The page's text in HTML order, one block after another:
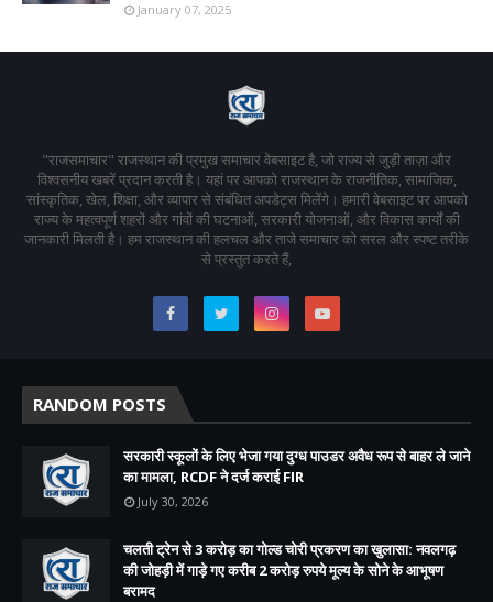
January 07, 2025
"राजसमाचार" राजस्थान की प्रमुख समाचार वेबसाइट है, जो राज्य से जुड़ी ताज़ा और
विश्वसनीय खबरें प्रदान करती है। यहां पर आपको राजस्थान के राजनीतिक, सामाजिक,
सांस्कृतिक, खेल, शिक्षा, और व्यापार से संबंधित अपडेट्स मिलेंगे। हमारी वेबसाइट पर आपको
राज्य के महत्वपूर्ण शहरों और गांवों की घटनाओं, सरकारी योजनाओं, और विकास कार्यों की
जानकारी मिलती है। हम राजस्थान की हलचल और ताजे समाचार को सरल और स्पष्ट तरीके
से प्रस्तुत करते हैं,
RANDOM POSTS
सरकारी स्कूलों के लिए भेजा गया दुग्ध पाउडर अवैध रूप से बाहर ले जाने
का मामला, RCDF ने दर्ज कराई FIR
July 30, 2026
चलती ट्रेन से 3 करोड़ का गोल्ड चोरी प्रकरण का खुलासा: नवलगढ़
की जोहड़ी में गाड़े गए करीब 2 करोड़ रुपये मूल्य के सोने के आभूषण
बरामद